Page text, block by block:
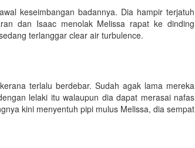
keseimbangan badannya. Dia hampir terjatuh
dan Isaac menolak Melissa rapat ke dinding
terlanggar clear air turbulence.
terlalu berdebar. Sudah agak lama mereka
lelaki itu walaupun dia dapat merasai nafas
kini menyentuh pipi mulus Melissa, dia sempat